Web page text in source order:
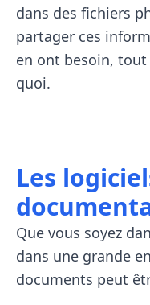
dans des fichiers
partager ces
en ont besoin, tout
quoi.
Les
Que vous soyez
dans une grande
documents peut